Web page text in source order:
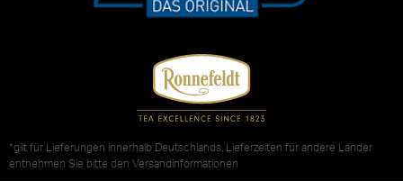
*gilt für Lieferungen innerhalb Deutschlands, Lieferzeiten für andere Länder
entnehmen Sie bitte den Versandinformationen